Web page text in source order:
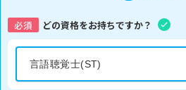
必須 どの資格をお持ちですか？